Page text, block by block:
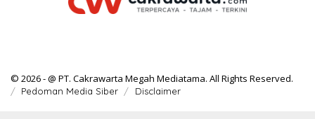
© 2026 - @ PT. Cakrawarta Megah Mediatama. All Rights Reserved.
Pedoman Media Siber Disclaimer